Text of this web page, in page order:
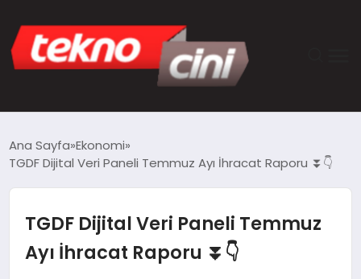
TEKNOLOJI
GÜNCEL
YAŞAM
Ana Sayfa Ekonomi
TGDF Dijital Veri Paneli Temmuz Ayı İhracat Raporu ⏬👇
TGDF Dijital Veri Paneli Temmuz
Ayı İhracat Raporu ⏬👇